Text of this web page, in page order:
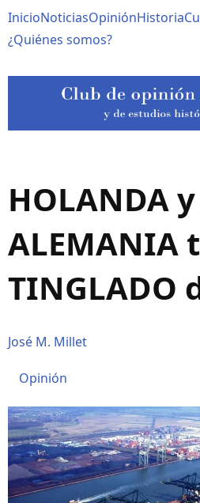
al
contenido
Navegación
principal
InicioNoticiasOpiniónHistoria
¿Quiénes somos?
HOLANDA y
ALEMANIA
TINGLADO
José M. Millet
Opinión